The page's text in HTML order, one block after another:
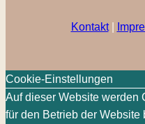
Kontakt|
Cookie-Einstellungen
Auf dieser Website werden
für den Betrieb der